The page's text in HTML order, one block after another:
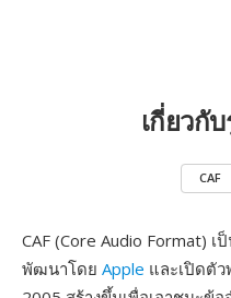
เกี่ยวกั
CAF
CAF (Core Audio Format)
พัฒนาโดย Apple และเปิดตัว